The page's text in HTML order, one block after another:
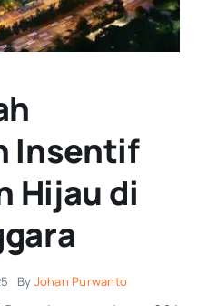
Insentif
Hijau di
By Johan Purwanto